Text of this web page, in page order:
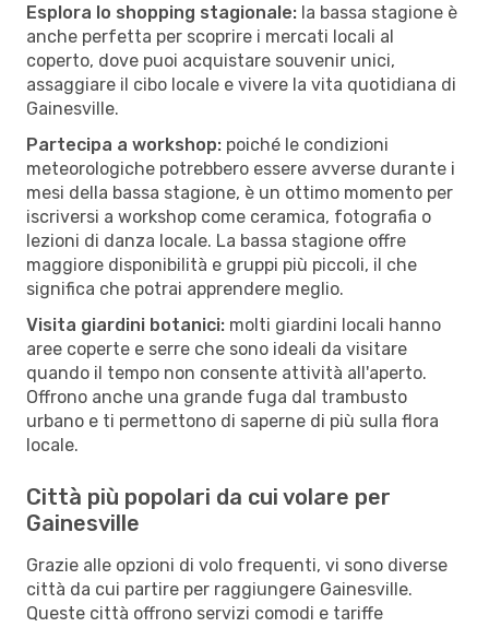
Esplora lo shopping stagionale: la bassa stagione è
anche perfetta per scoprire i mercati locali al
coperto, dove puoi acquistare souvenir unici,
assaggiare il cibo locale e vivere la vita quotidiana di
Gainesville.
Partecipa a workshop: poiché le condizioni
meteorologiche potrebbero essere avverse durante i
mesi della bassa stagione, è un ottimo momento per
iscriversi a workshop come ceramica, fotografia o
lezioni di danza locale. La bassa stagione offre
maggiore disponibilità e gruppi più piccoli, il che
significa che potrai apprendere meglio.
Visita giardini botanici: molti giardini locali hanno
aree coperte e serre che sono ideali da visitare
quando il tempo non consente attività all'aperto.
Offrono anche una grande fuga dal trambusto
urbano e ti permettono di saperne di più sulla flora
locale.
Città più popolari da cui volare per
Gainesville
Grazie alle opzioni di volo frequenti, vi sono diverse
città da cui partire per raggiungere Gainesville.
Queste città offrono servizi comodi e tariffe